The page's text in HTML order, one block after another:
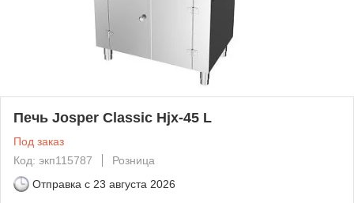
Печь Josper Classic Hjx-45 L
Под заказ
Код: экп115787
Розница
Отправка с 23 августа 2026